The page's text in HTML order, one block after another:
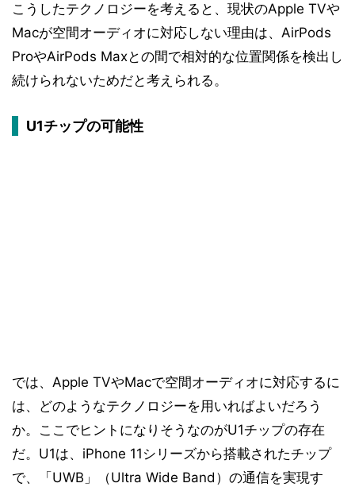
こうしたテクノロジーを考えると、現状のApple TVや
Macが空間オーディオに対応しない理由は、AirPods
ProやAirPods Maxとの間で相対的な位置関係を検出し
続けられないためだと考えられる。
U1チップの可能性
では、Apple TVやMacで空間オーディオに対応するに
は、どのようなテクノロジーを用いればよいだろう
か。ここでヒントになりそうなのがU1チップの存在
だ。U1は、iPhone 11シリーズから搭載されたチップ
で、「UWB」（Ultra Wide Band）の通信を実現す